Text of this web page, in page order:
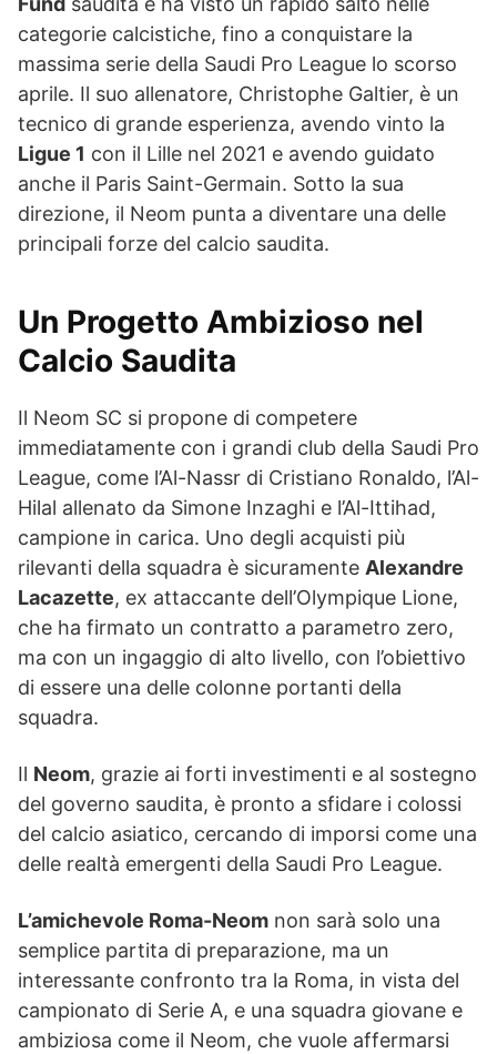
categorie calcistiche, fino a conquistare la
massima serie della Saudi Pro League lo scorso
aprile. Il suo allenatore, Christophe Galtier, è un
tecnico di grande esperienza, avendo vinto la
Ligue 1 con il Lille nel 2021 e avendo guidato
anche il Paris Saint-Germain. Sotto la sua
direzione, il Neom punta a diventare una delle
principali forze del calcio saudita.
Un Progetto Ambizioso nel
Calcio Saudita
Il Neom SC si propone di competere
immediatamente con i grandi club della Saudi Pro
League, come l’Al-Nassr di Cristiano Ronaldo, l’Al-
Hilal allenato da Simone Inzaghi e l’Al-Ittihad,
campione in carica. Uno degli acquisti più
rilevanti della squadra è sicuramente Alexandre
Lacazette, ex attaccante dell’Olympique Lione,
che ha firmato un contratto a parametro zero,
ma con un ingaggio di alto livello, con l’obiettivo
di essere una delle colonne portanti della
squadra.
Il Neom, grazie ai forti investimenti e al sostegno
del governo saudita, è pronto a sfidare i colossi
del calcio asiatico, cercando di imporsi come una
delle realtà emergenti della Saudi Pro League.
L’amichevole Roma-Neom non sarà solo una
semplice partita di preparazione, ma un
interessante confronto tra la Roma, in vista del
campionato di Serie A, e una squadra giovane e
ambiziosa come il Neom, che vuole affermarsi